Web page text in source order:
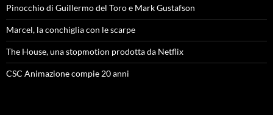
Pinocchio di Guillermo del Toro e Mark Gustafson
Marcel, la conchiglia con le scarpe
The House, una stopmotion prodotta da Netflix
CSC Animazione compie 20 anni